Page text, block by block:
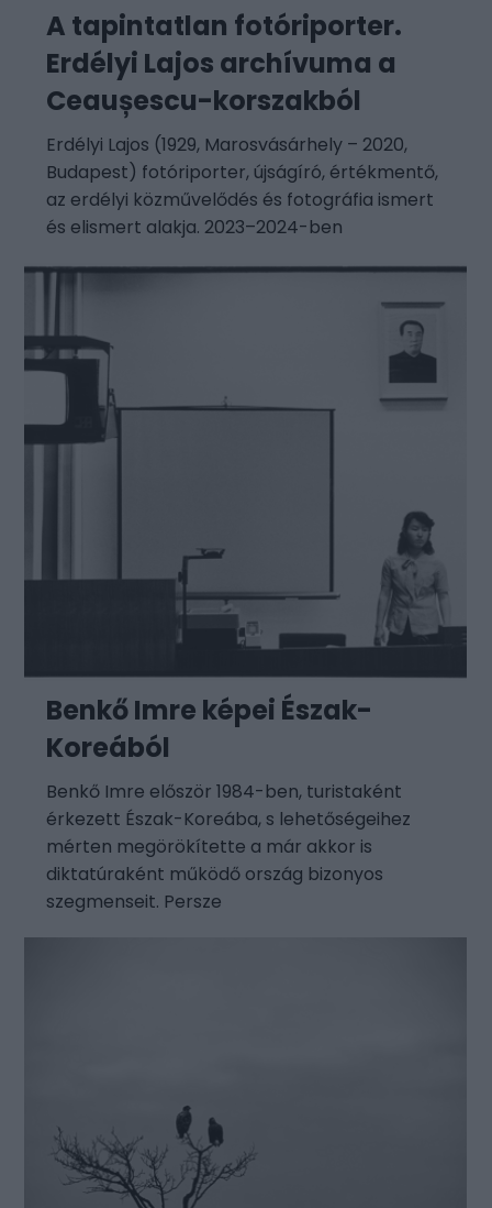
A tapintatlan fotóriporter.
Erdélyi Lajos archívuma a
Ceaușescu-korszakból
Erdélyi Lajos (1929, Marosvásárhely – 2020,
Budapest) fotóriporter, újságíró, értékmentő,
az erdélyi közművelődés és fotográfia ismert
és elismert alakja. 2023–2024-ben
Benkő Imre képei Észak-
Koreából
Benkő Imre először 1984-ben, turistaként
érkezett Észak-Koreába, s lehetőségeihez
mérten megörökítette a már akkor is
diktatúraként működő ország bizonyos
szegmenseit. Persze